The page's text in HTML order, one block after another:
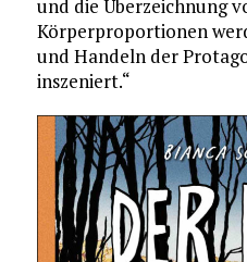
und die Überzeichnung
Körperproportionen
und Handeln der
inszeniert.“